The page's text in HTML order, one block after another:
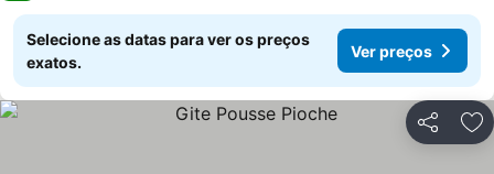
Selecione as datas para ver os preços
exatos.
Ver preços
Partilhar